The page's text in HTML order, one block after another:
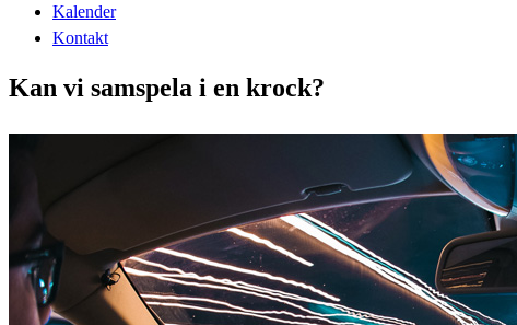
Kalender
Kontakt
Kan vi samspela i en krock?